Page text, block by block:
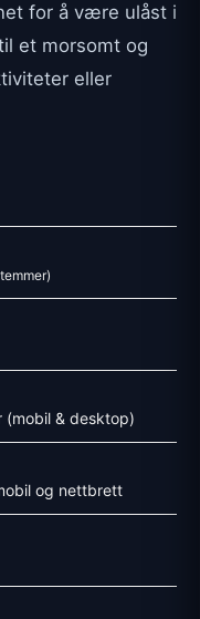
for å være ulåst i
et morsomt og
eller
(mobil & desktop)
og nettbrett